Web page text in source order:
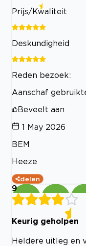
Prijs/Kwaliteit
Deskundigheid
Reden bezoek:
Aanschaf
Beveelt aan
1 May 2026
BEM
Heeze
delen
9
Keurig geholpen
Heldere uitleg en